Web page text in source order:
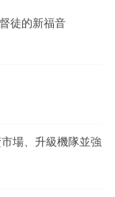
徒的新福音
場、升級機隊並強